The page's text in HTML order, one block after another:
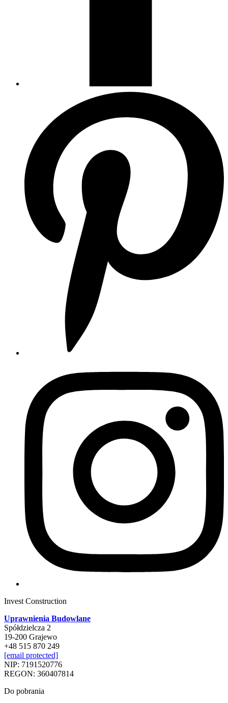
Invest Construction
Uprawnienia Budowlane
Spółdzielcza 2
19-200 Grajewo
+48 515 870 249
[email protected]
NIP: 7191520776
REGON: 360407814
Do pobrania